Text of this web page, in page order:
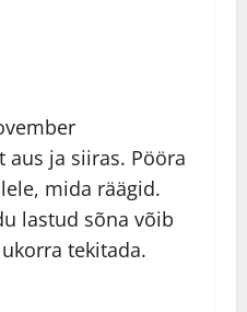
ja siiras. Pööra
mida räägid.
lastud sõna võib
tekitada.